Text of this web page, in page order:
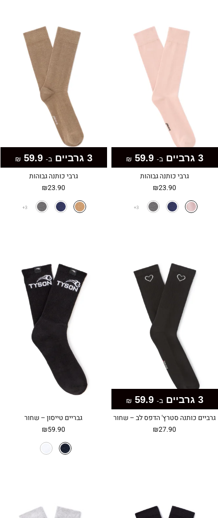
3 גרביים ב- ₪
גרבי כותנה גבוהות
₪23.90
3
3 גרביים ב- 59.9
₪
גרבי כותנה גבוהות
₪23.90
3
3 גרביים ב- ₪
גרביים כותנה סטרץ' הדפס לב – שחור
₪27.90
גבריים טייסון – שחור
₪59.90